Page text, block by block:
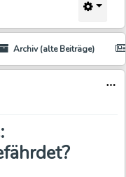
Archiv (alte Beiträge)
Nov 28, 2025 - 4:01 PM